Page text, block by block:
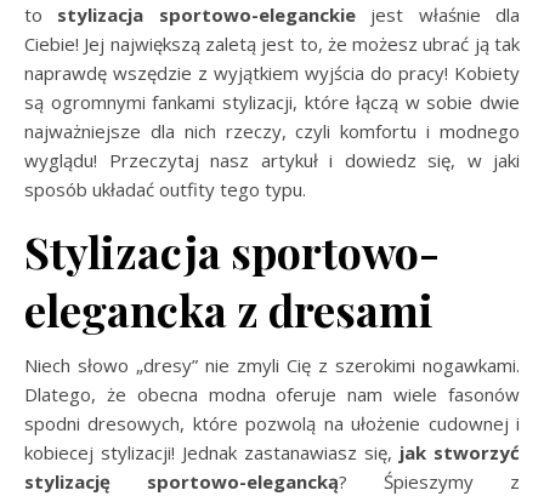
to stylizacja sportowo-eleganckiejest właśnie dla
Ciebie! Jej największą zaletą jest to, że możesz ubrać ją tak
naprawdę wszędzie z wyjątkiem wyjścia do pracy! Kobiety
są ogromnymi fankami stylizacji, które łączą w sobie dwie
najważniejsze dla nich rzeczy, czyli komfortu i modnego
wyglądu! Przeczytaj nasz artykuł i dowiedz się, w jaki
sposób układać outfity tego typu.
Stylizacja sportowo-
elegancka z dresami
Niech słowo „dresy” nie zmyli Cię z szerokimi nogawkami.
Dlatego, że obecna modna oferuje nam wiele fasonów
spodni dresowych, które pozwolą na ułożenie cudownej i
kobiecej stylizacji! Jednak zastanawiasz się, jak stworzyć
stylizację sportowo-elegancką? Śpieszymy z